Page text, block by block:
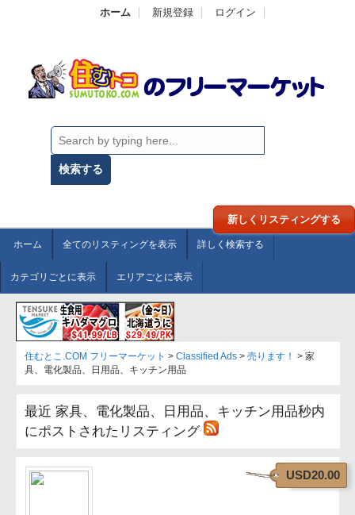
ホーム 新規登録 ログイン
新しくリスティングする
ホーム 全てのリスティングを表示 詳しく検索する
カテゴリごとに表示 エリアごとに表示
住むとこ.COM フリーマーケット >Classified Ads >売ります！ >家
具、電化製品、日用品、キッチン用品
最近 家具、電化製品、日用品、キッチン用品秒内
にポストされたリスティング
USD20.00